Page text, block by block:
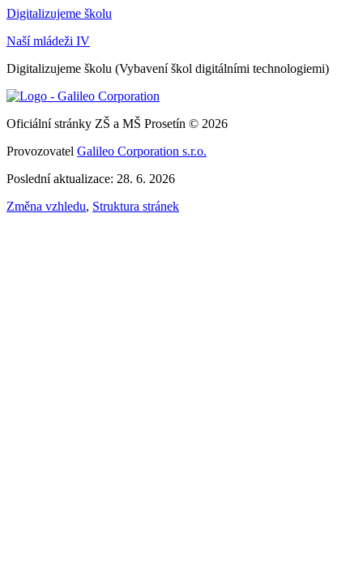
Digitalizujeme školu
Naší mládeži IV
Digitalizujeme školu (Vybavení škol digitálními technologiemi)
Oficiální stránky ZŠ a MŠ Prosetín © 2026
Provozovatel Galileo Corporation s.r.o.
Poslední aktualizace: 28. 6. 2026
Změna vzhledu, Struktura stránek